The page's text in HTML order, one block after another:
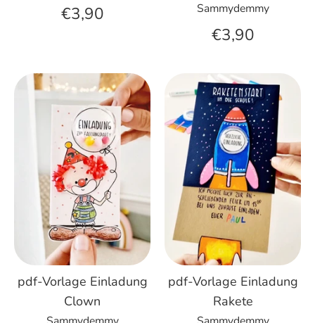
€3,90 Sammydemmy
€3,90
pdf-Vorlage Einladung
Clown
pdf-Vorlage Einladung
Rakete